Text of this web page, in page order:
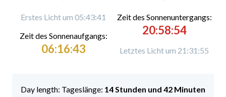
Erstes Licht um 05:43:41
Zeit des Sonnenaufgangs:
06:16:43
Zeit des Sonnenuntergangs:
20:58:54
Letztes Licht um 21:31:55
Tageslänge: 14 Stunden und 42 Minuten